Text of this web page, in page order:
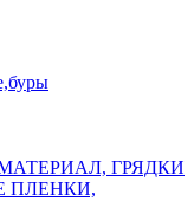
ГРЯДКИ
ПЛЕНКИ,